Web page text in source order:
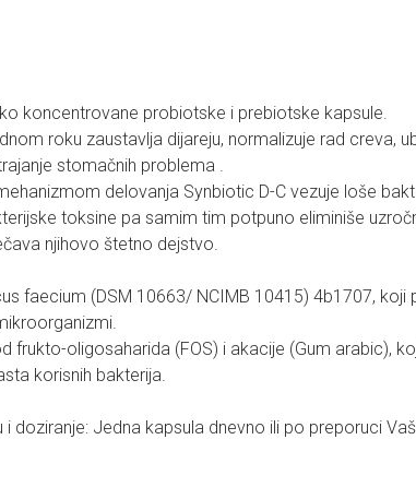
koncentrovane probiotske i prebiotske kapsule.
roku zaustavlja dijareju, normalizuje rad creva,
stomačnih problema .
delovanja Synbiotic D-C vezuje loše
toksine pa samim tim potpuno eliminiše
njihovo štetno dejstvo.
faecium (DSM 10663/ NCIMB 10415) 4b1707, koji
frukto-oligosaharida (FOS) i akacije (Gum arabic),
korisnih bakterija.
doziranje: Jedna kapsula dnevno ili po preporuci